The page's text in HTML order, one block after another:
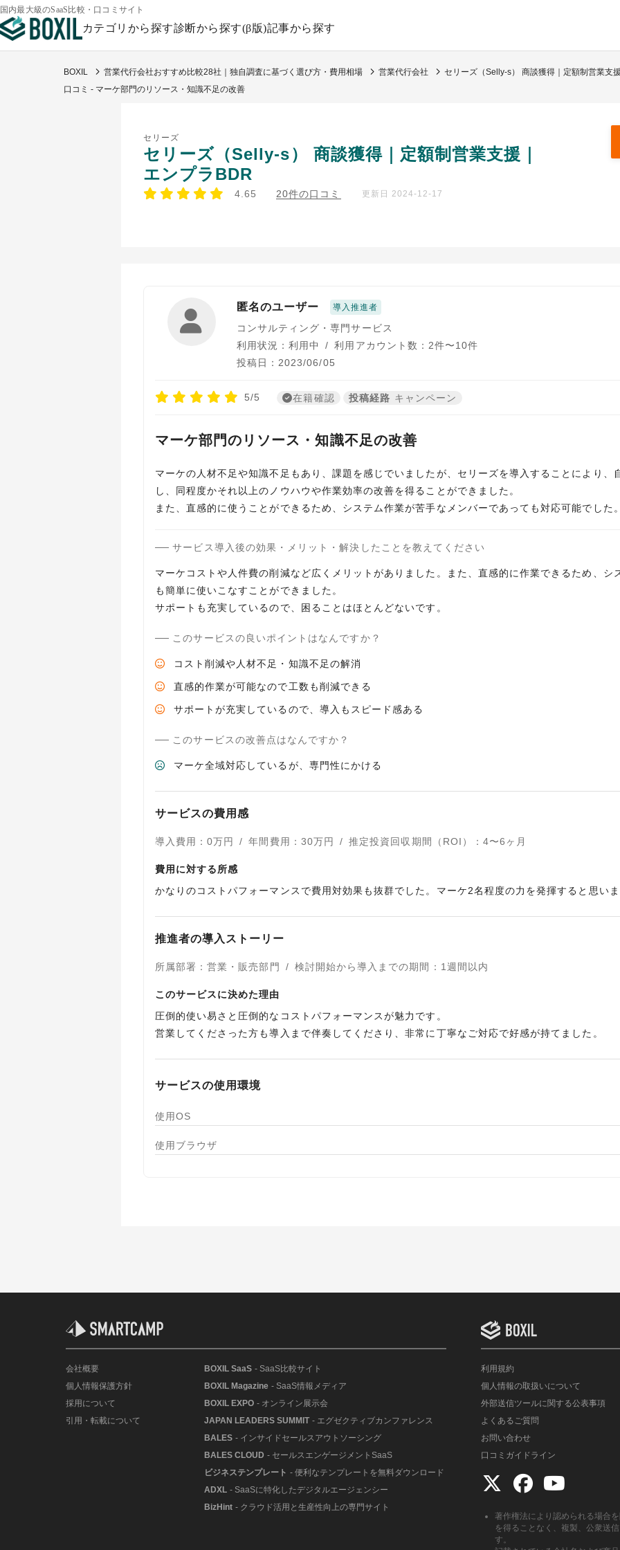
国内最大級のSaaS比較・口コミサイト
カテゴリから探す診断から探す(β版)記事から探す
BOXIL 営業代行会社おすすめ比較28社｜独自調査に基づく選び方・費用相場 営業代行会社
セリーズ（Selly-s） 商談獲得｜定額制営業支
口コミ - マーケ部門のリソース・知識不足の改善
セリーズ
セリーズ（Selly-s） 商談獲得｜定額制営業支援｜
エンプラBDR
4.65 20件の口コミ 更新日 2024-12-17
匿名のユーザー 導入推進者
コンサルティング・専門サービス
利用状況：利用中
/ 利用アカウント数：2件〜10件
投稿日：2023/06/05
5/5 在籍確認 投稿経路 キャンペーン
マーケ部門のリソース・知識不足の改善
マーケの人材不足や知識不足もあり、課題を感じでいましたが、セリーズを導入することにより、
し、同程度かそれ以上のノウハウや作業効率の改善を得ることができました。
また、直感的に使うことができるため、システム作業が苦手なメンバーであっても対応可能でした
サービス導入後の効果・メリット・解決したことを教えてください
マーケコストや人件費の削減など広くメリットがありました。また、直感的に作業できるため、シ
も簡単に使いこなすことができました。
サポートも充実しているので、困ることはほとんどないです。
このサービスの良いポイントはなんですか？
コスト削減や人材不足・知識不足の解消
直感的作業が可能なので工数も削減できる
サポートが充実しているので、導入もスピード感ある
このサービスの改善点はなんですか？
マーケ全域対応しているが、専門性にかける
サービスの費用感
導入費用 ：0万円 / 年間費用 ： 30万円 / 推定投資回収期間（ROI） ：4〜6ヶ月
費用に対する所感
かなりのコストパフォーマンスで費用対効果も抜群でした。マーケ2名程度の力を発揮すると思い
推進者の導入ストーリー
所属部署 ：営業・販売部門 / 検討開始から導入までの期間 ： 1週間以内
このサービスに決めた理由
圧倒的使い易さと圧倒的なコストパフォーマンスが魅力です。
営業してくださった方も導入まで伴奏してくださり、非常に丁寧なご対応で好感が持てました。
サービスの使用環境
使用OS
使用ブラウザ
会社概要
個人情報保護方針
採用について
引用・転載について
BOXIL SaaS - SaaS比較サイト
BOXIL Magazine - SaaS情報メディア
BOXIL EXPO - オンライン展示会
JAPAN LEADERS SUMMIT - エグゼクティブカンファレンス
BALES - インサイドセールスアウトソーシング
BALES CLOUD - セールスエンゲージメントSaaS
ビジネステンプレート - 便利なテンプレートを無料ダウンロード
ADXL - SaaSに特化したデジタルエージェンシー
BizHint - クラウド活用と生産性向上の専門サイト
利用規約
個人情報の取扱いについて
外部送信ツールに関する公表事項
よくあるご質問
お問い合わせ
口コミガイドライン
著作権法により認められる場合
を得ることなく、複製、公衆送
す。